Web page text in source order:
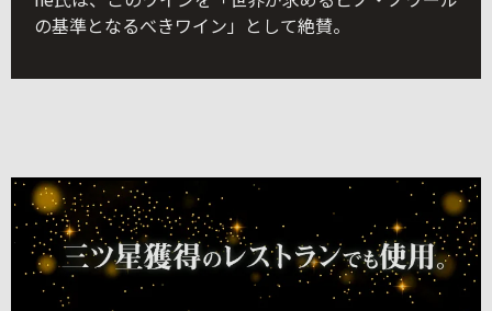
の基準となるべきワイン」として絶賛。